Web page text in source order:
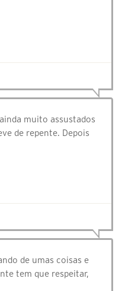
muito assustados
de repente. Depois
de umas coisas e
tem que respeitar,